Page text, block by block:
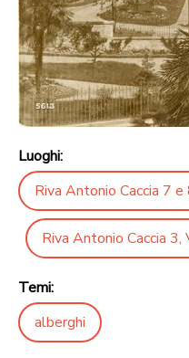
Luoghi:
Riva Antonio Caccia 7
Riva Antonio Caccia
Temi:
alberghi